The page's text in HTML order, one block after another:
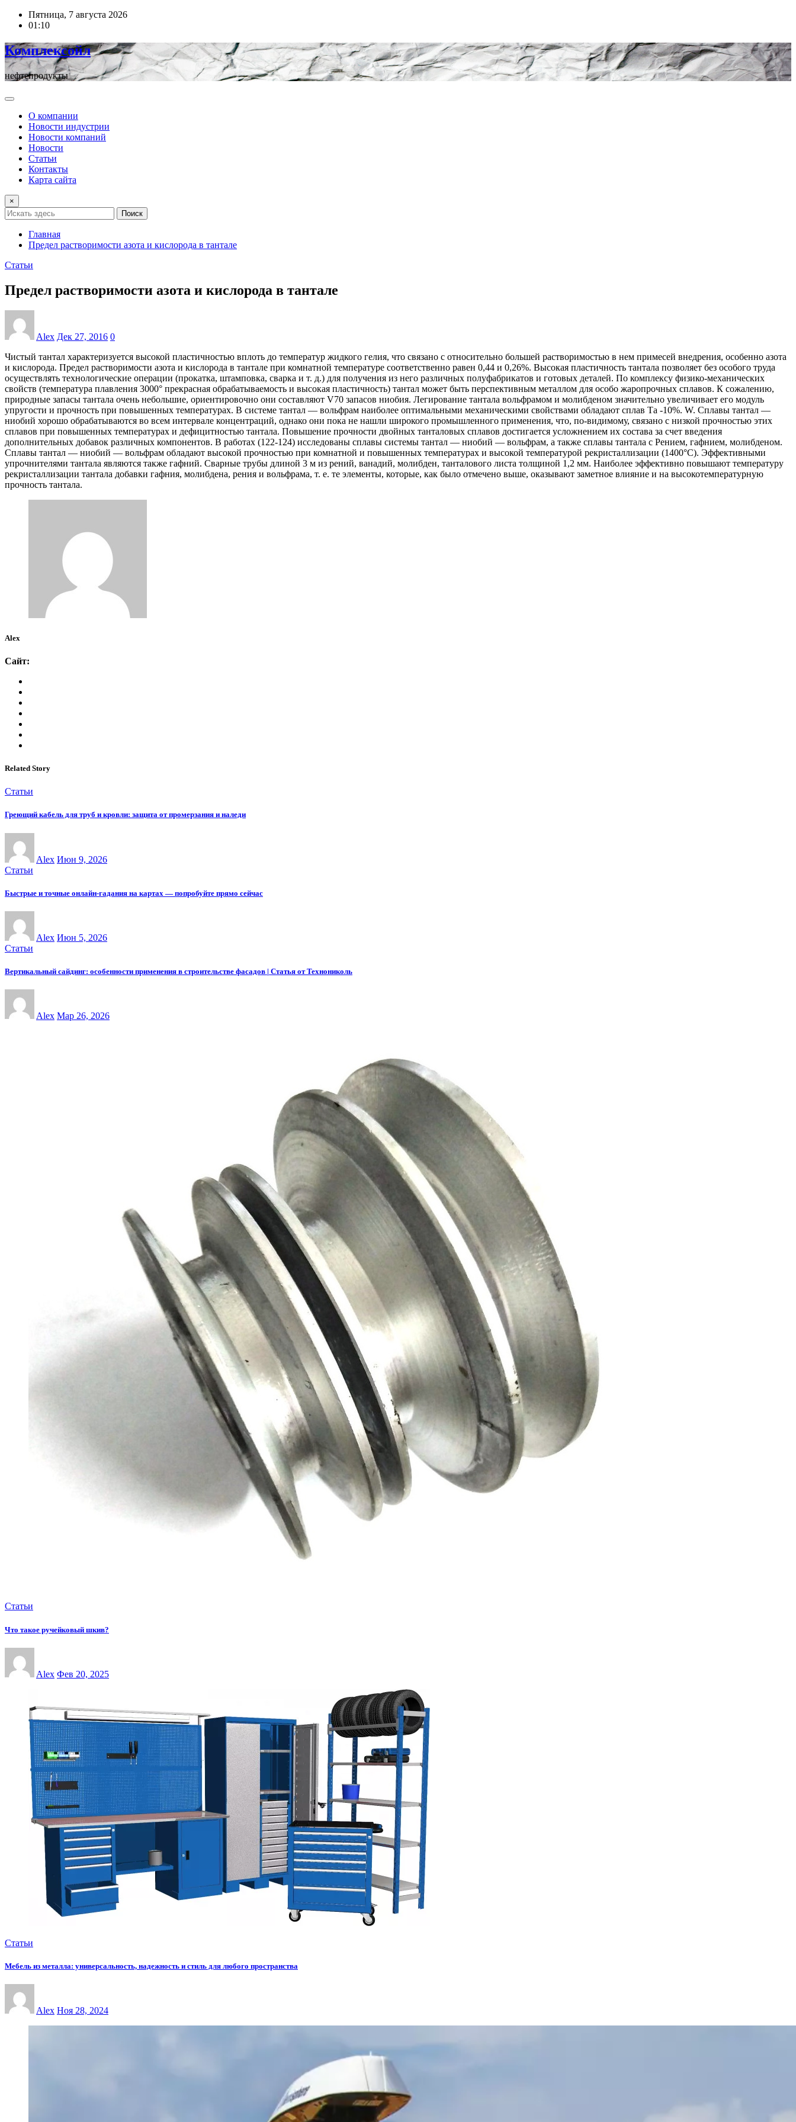
ПерейтиПятница, 7 августа 2026
01:10
Комплексойл
нефтепродукты
О компании
Новости индустрии
Новости компаний
Новости
Статьи
Контакты
Карта сайта
×
Поиск
Главная
Предел растворимости азота и кислорода в тантале
Статьи
Предел растворимости азота и кислорода в тантале
Alex Дек 27, 2016 0
Чистый тантал характеризуется высокой пластичностью вплоть до температур жидкого гелия, что связано с относительно большей растворимостью в нем примесей внедрения, особенно азота
и кислорода. Предел растворимости азота и кислорода в тантале при комнатной температуре соответственно равен 0,44 и 0,26%. Высокая пластичность тантала позволяет без особого труда
осуществлять технологические операции (прокатка, штамповка, сварка и т. д.) для получения из него различных полуфабрикатов и готовых деталей. По комплексу физико-механических
свойств (температура плавления 3000° прекрасная обрабатываемость и высокая пластичность) тантал может быть перспективным металлом для особо жаропрочных сплавов. К сожалению,
природные запасы тантала очень небольшие, ориентировочно они составляют V70 запасов ниобия. Легирование тантала вольфрамом и молибденом значительно увеличивает его модуль
упругости и прочность при повышенных температурах. В системе тантал — вольфрам наиболее оптимальными механическими свойствами обладают сплав Та -10%. W. Сплавы тантал —
ниобий хорошо обрабатываются во всем интервале концентраций, однако они пока не нашли широкого промышленного применения, что, по-видимому, связано с низкой прочностью этих
сплавов при повышенных температурах и дефицитностью тантала. Повышение прочности двойных танталовых сплавов достигается усложнением их состава за счет введения
дополнительных добавок различных компонентов. В работах (122-124) исследованы сплавы системы тантал — ниобий — вольфрам, а также сплавы тантала с Рением, гафнием, молибденом.
Сплавы тантал — ниобий — вольфрам обладают высокой прочностью при комнатной и повышенных температурах и высокой температурой рекристаллизации (1400°С). Эффективными
упрочнителями тантала являются также гафний. Сварные трубы длиной 3 м из рений, ванадий, молибден, танталового листа толщиной 1,2 мм. Наиболее эффективно повышают температуру
рекристаллизации тантала добавки гафния, молибдена, рения и вольфрама, т. е. те элементы, которые, как было отмечено выше, оказывают заметное влияние и на высокотемпературную
прочность тантала.
Alex
Сайт:
Related Story
Статьи
Греющий кабель для труб и кровли: защита от промерзания и наледи
Alex Июн 9, 2026
Статьи
Быстрые и точные онлайн-гадания на картах — попробуйте прямо сейчас
Alex Июн 5, 2026
Статьи
Вертикальный сайдинг: особенности применения в строительстве фасадов | Статья от Технониколь
Alex Мар 26, 2026
Статьи
Что такое ручейковый шкив?
Alex Фев 20, 2025
Статьи
Мебель из металла: универсальность, надежность и стиль для любого пространства
Alex Ноя 28, 2024